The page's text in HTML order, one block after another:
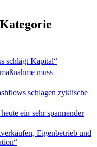
schlägt Kapital“
muss
schlagen zyklische
ein sehr spannender
Eigenbetrieb und